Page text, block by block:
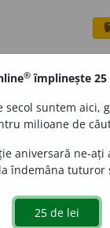
Briza minor
® împlinește 25
secol suntem aici,
milioane de
aniversară ne-ați
îndemâna tuturor